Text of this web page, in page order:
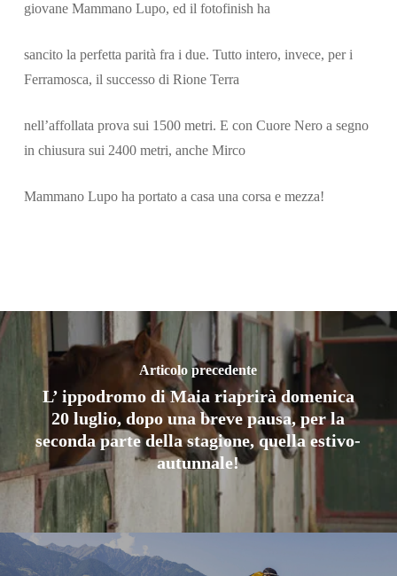
giovane Mammano Lupo, ed il fotofinish ha
sancito la perfetta parità fra i due. Tutto intero, invece, per i
Ferramosca, il successo di Rione Terra
nell’affollata prova sui 1500 metri. E con Cuore Nero a segno
in chiusura sui 2400 metri, anche Mirco
Mammano Lupo ha portato a casa una corsa e mezza!
Articolo precedente
L’ ippodromo di Maia riaprirà domenica
20 luglio, dopo una breve pausa, per la
seconda parte della stagione, quella estivo-
autunnale!